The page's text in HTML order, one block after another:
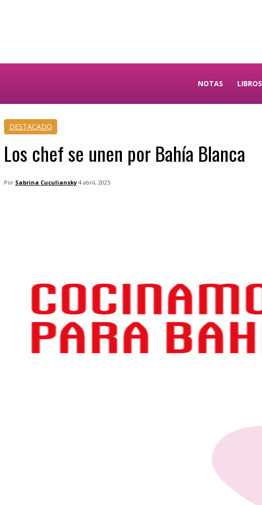
Sabrina Cuculiansky NOTAS LIBROS
DESTACADO
Los chef se unen por Bahía Blanca
Por Sabrina Cuculiansky 4 abril, 2025